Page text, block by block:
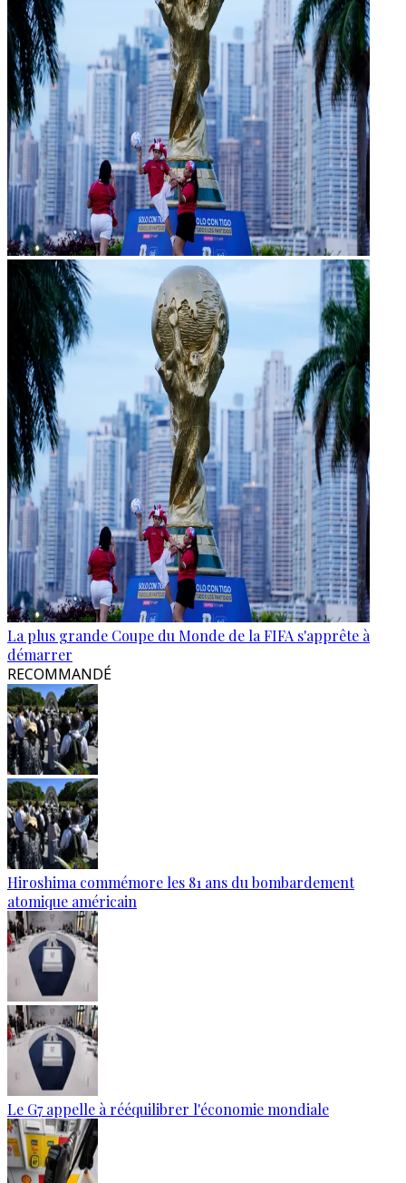
La plus grande Coupe du Monde de la FIFA s'apprête à
démarrer
RECOMMANDÉ
Hiroshima commémore les 81 ans du bombardement
atomique américain
Le G7 appelle à rééquilibrer l'économie mondiale